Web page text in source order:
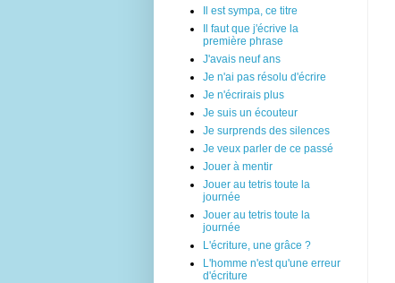
Il est sympa, ce titre
Il faut que j'écrive la
première phrase
J'avais neuf ans
Je n'ai pas résolu d'écrire
Je n'écrirais plus
Je suis un écouteur
Je surprends des silences
Je veux parler de ce passé
Jouer à mentir
Jouer au tetris toute la
journée
Jouer au tetris toute la
journée
L'écriture, une grâce ?
L'homme n'est qu'une erreur
d'écriture